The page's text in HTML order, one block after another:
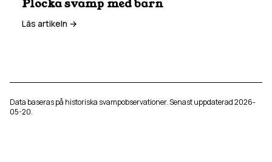
Plocka svamp med barn
Läs artikeln →
Data baseras på historiska svampobservationer. Senast uppdaterad2026-
05-20.